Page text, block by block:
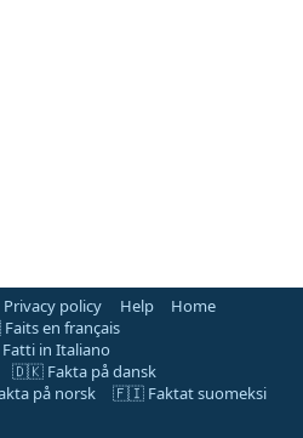
Privacy policy Help
Home
en français
in Italiano
🇩🇰 Fakta på dansk
på norsk
🇫🇮 Faktat suomeksi